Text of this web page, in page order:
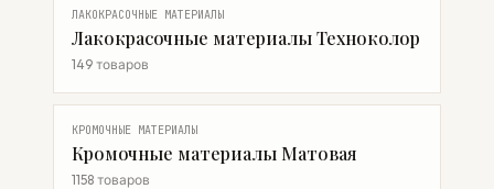
ЛАКОКРАСОЧНЫЕ МАТЕРИАЛЫ
Лакокрасочные материалы Техноколор
149 товаров
КРОМОЧНЫЕ МАТЕРИАЛЫ
Кромочные материалы Матовая
1158 товаров